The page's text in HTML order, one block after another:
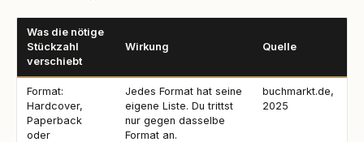
Was die nötige
Stückzahl
verschiebt
Wirkung Quelle
Format:
Hardcover,
Paperback
oder
Jedes Format hat seine
eigene Liste. Du trittst
nur gegen dasselbe
Format an.
buchmarkt.de,
2025